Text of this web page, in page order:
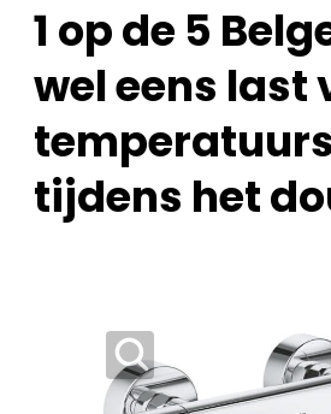
1 op de 5
wel eens last
tijdens het